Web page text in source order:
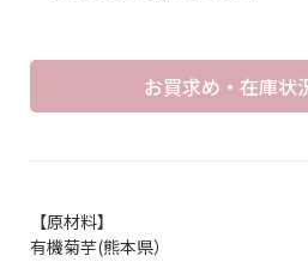
お買求め・在庫状
【原材料】
有機菊芋(熊本県）